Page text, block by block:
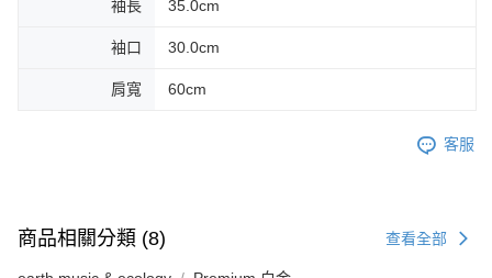
袖長 35.0cm
袖口 30.0cm
肩寬 60cm
客服
商品相關分類 (8) 查看全部